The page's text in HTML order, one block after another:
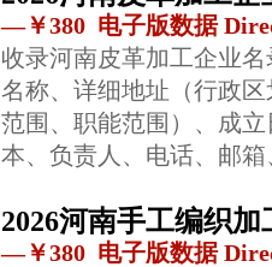
—￥380 电子版数据
收录河南皮革加工企业
名称、详细地址（行政
范围、职能范围）、成
本、负责人、电话、邮
2026河南手工编织
—￥380 电子版数据